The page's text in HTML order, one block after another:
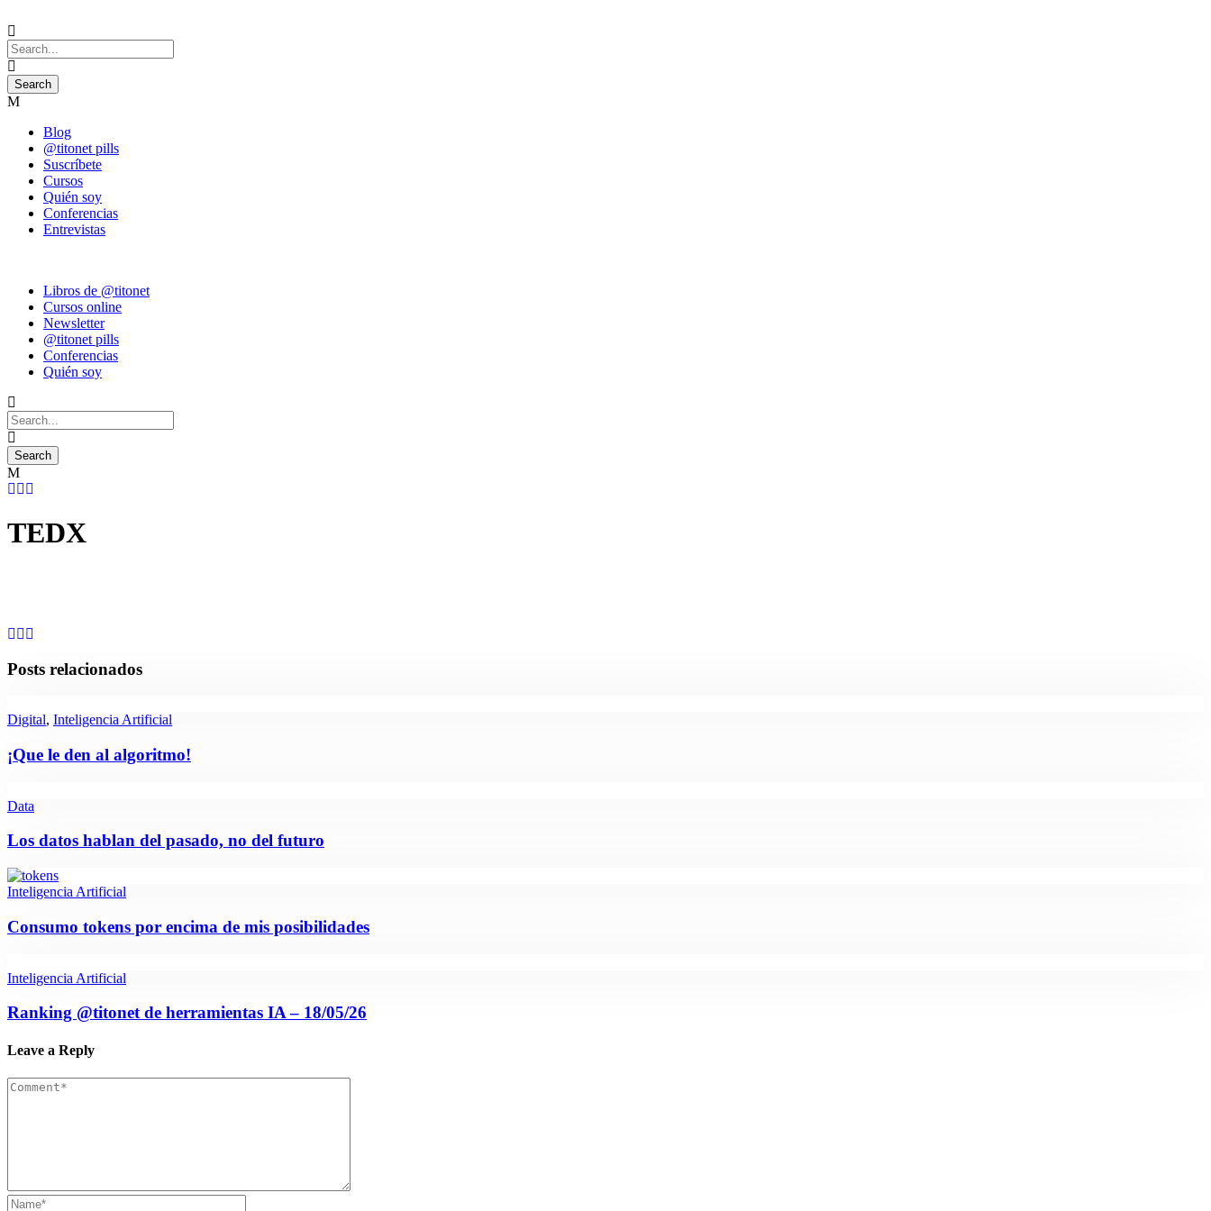
Blog
@titonet pills
Suscríbete
Cursos
Quién soy
Conferencias
Entrevistas
Libros de @titonet
Cursos online
Newsletter
@titonet pills
Conferencias
Quién soy
TEDX
Posts relacionados
Digital, Inteligencia Artificial
¡Que le den al algoritmo!
Data
Los datos hablan del pasado, no del futuro
Inteligencia Artificial
Consumo tokens por encima de mis posibilidades
Inteligencia Artificial
Ranking @titonet de herramientas IA – 18/05/26
Leave a Reply